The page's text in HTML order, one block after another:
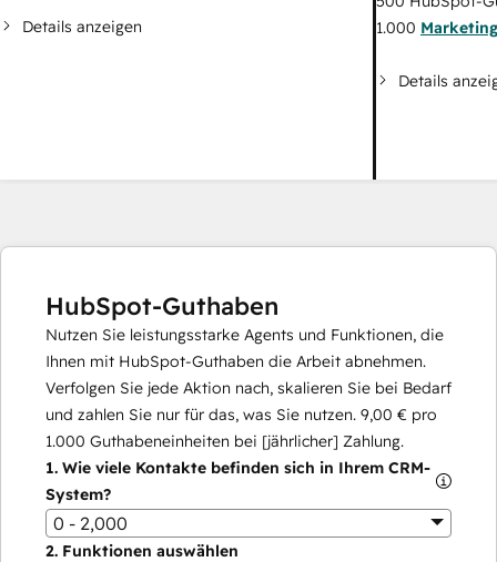
Details anzeigen
1.000
Details
HubSpot-Guthaben
Nutzen Sie leistungsstarke Agents und Funktionen, die
Ihnen mit HubSpot-Guthaben die Arbeit abnehmen.
Verfolgen Sie jede Aktion nach, skalieren Sie bei Bedarf
und zahlen Sie nur für das, was Sie nutzen. 9,00 € pro
1.000 Guthabeneinheiten bei [jährlicher] Zahlung.
1. Wie viele Kontakte befinden sich in Ihrem CRM-
System?
0 - 2,000
2. Funktionen auswählen